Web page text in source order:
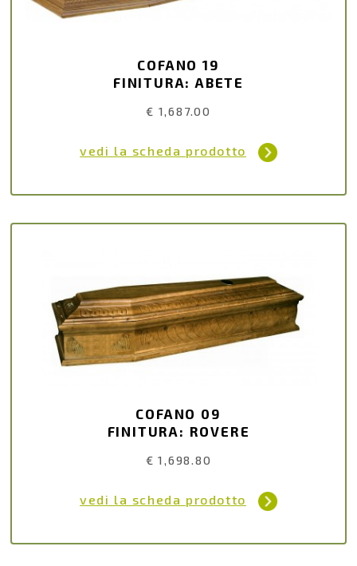
COFANO 19
FINITURA: ABETE
€ 1,687.00
vedi la scheda prodotto
COFANO 09
FINITURA: ROVERE
€ 1,698.80
vedi la scheda prodotto